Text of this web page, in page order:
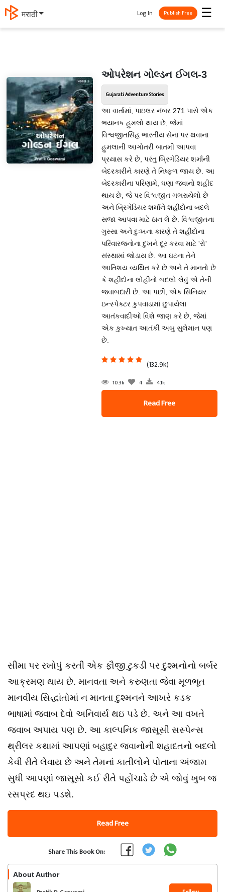
मराठी ☰
Log In Publish Free
ઓપરેશન ગોલ્ડન ઈગલ-3
Gujarati Adventure Stories
આ વાર્તામાં, પાઇલર નંબર 271 પાસે એક
ભયાનક હુમલો થાય છે, જેમાં
વિશ્વજીતસિંહ ભારતીય સેના પર થવાના
હુમલાની આગોતરી બાતમી આપવા
પ્રયાસ કરે છે, પરંતુ બ્રિગેડિયર શર્માની
બેદરકારીને કારણે તે નિષ્ફળ જાય છે. આ
બેદરકારીના પરિણામે, ઘણા જવાનો શહીદ
થાય છે, જે પર વિશ્વજીત ગભરાયેલો છે
અને બ્રિગેડિયર શર્માને શહીદોના બદલે
સજા આપવા માટે ઠાન લે છે. વિશ્વજીતના
ગુસ્સા અને દુઃખના કારણે તે શહીદોના
પરિવારજનોના દુખને દૂર કરવા માટે 'રો'
સંસ્થામાં જોડાય છે. આ ઘટના તેને
આતિશય વ્યથિત કરે છે અને તે માનતો છે
કે શહીદોના લોહીનો બદલો લેવું એ તેની
જવાબદારી છે. આ પછી, એક સિનિયર
ઇન્સ્પેક્ટર કુપવાડામાં છુપાયેલા
આતંકવાદીઓ વિશે જાણ કરે છે, જેમાં
એક કુખ્યાત આતંકી અબુ સુલેમાન પણ
છે.
(132.9k)
10.3k 4 4.1k
Read Free
સીમા પર રખોપું કરતી એક ફૌજી ટુકડી પર દુશ્મનોનો બર્બર
આક્રમણ થાય છે. માનવતા અને કરુણતા જેવા મૂળભૂત
માનવીય સિદ્ધાંતોમાં ન માનતા દુશ્મનને આખરે કડક
ભાષામાં જવાબ દેવો અનિવાર્ય થઇ પડે છે. અને આ વખતે
જવાબ અપાય પણ છે. આ કાલ્પનિક જાસૂસી સસ્પેન્સ
થ્રીલર કથામાં આપણાં બહાદુર જવાનોની શહાદતનો બદલો
કેવી રીતે લેવાય છે અને તેમનાં કાતીલોને પોતાના અંજામ
સુધી આપણાં જાસૂસો કઈ રીતે પહોંચાડે છે એ જોવું ખુબ જ
રસપ્રદ થઇ પડશે.
Read Free
Share This Book On:
About Author